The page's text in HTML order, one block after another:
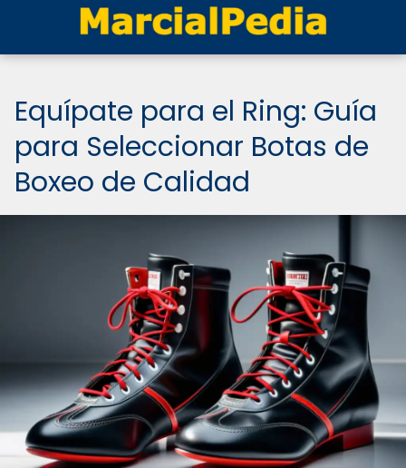
Equípate para el Ring: Guía
para Seleccionar Botas de
Boxeo de Calidad